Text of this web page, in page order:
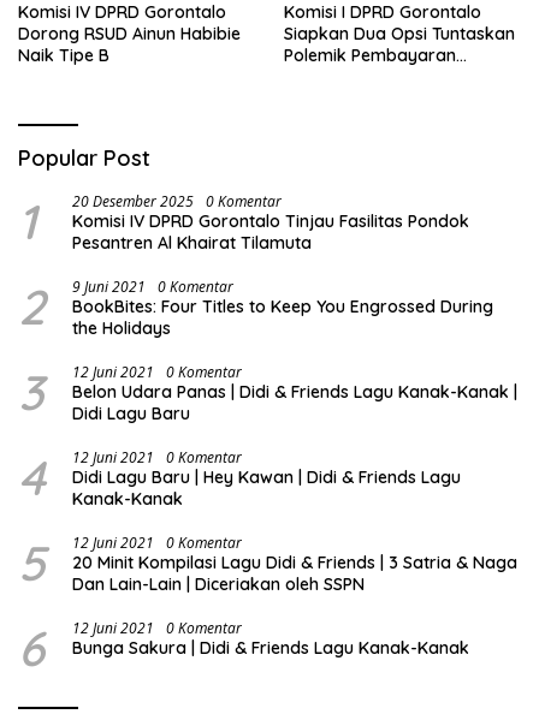
Komisi IV DPRD Gorontalo
Dorong RSUD Ainun Habibie
Naik Tipe B
Komisi I DPRD Gorontalo
Siapkan Dua Opsi Tuntaskan
Polemik Pembayaran
Popular Post
1 20 Desember 2025 0 Komentar
Komisi IV DPRD Gorontalo Tinjau Fasilitas Pondok
Pesantren Al Khairat Tilamuta
2 9 Juni 2021 0 Komentar
BookBites: Four Titles to Keep You Engrossed During
the Holidays
3 12 Juni 2021 0 Komentar
Belon Udara Panas | Didi & Friends Lagu Kanak-Kanak |
Didi Lagu Baru
4 12 Juni 2021 0 Komentar
Didi Lagu Baru | Hey Kawan | Didi & Friends Lagu
Kanak-Kanak
5 12 Juni 2021 0 Komentar
20 Minit Kompilasi Lagu Didi & Friends | 3 Satria & Naga
Dan Lain-Lain | Diceriakan oleh SSPN
6 12 Juni 2021 0 Komentar
Bunga Sakura | Didi & Friends Lagu Kanak-Kanak